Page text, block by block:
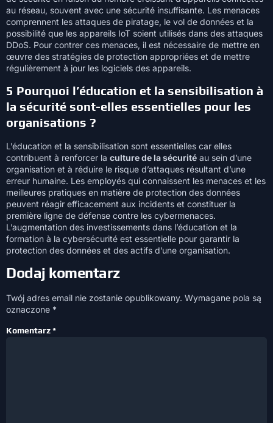
au réseau, souvent avec une sécurité insuffisante. Les menaces
comprennent les attaques de piratage, le vol de données et la
possibilité que les appareils IoT soient utilisés dans des attaques
DDoS. Pour contrer ces menaces, il est nécessaire de mettre en
œuvre des stratégies de protection appropriées et de mettre
régulièrement à jour les logiciels des appareils.
5 Pourquoi l’éducation et la sensibilisation à
la sécurité sont-elles essentielles pour les
organisations ?
L’éducation et la sensibilisation sont essentielles car elles
contribuent à renforcer la culture de la sécurité au sein d’une
organisation et à réduire le risque d’attaques résultant d’une
erreur humaine. Les employés qui connaissent les menaces et les
meilleures pratiques en matière de protection des données
peuvent réagir efficacement aux incidents et constituer la
première ligne de défense contre les cybermenaces.
L’augmentation des investissements dans l’éducation et la
formation à la cybersécurité est essentielle pour garantir la
protection des données et des actifs d’une organisation.
Dodaj komentarz
Twój adres email nie zostanie opublikowany. Wymagane pola są
oznaczone *
Komentarz*